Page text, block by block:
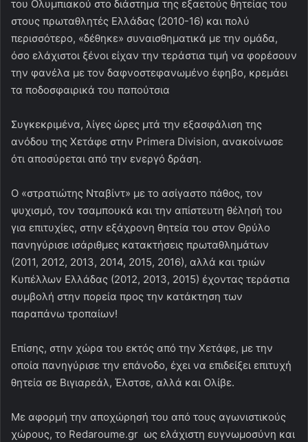
του Ολυμπιακού στο διάστημα της εξαετούς θητείας του
στους πρωταθλητές Ελλάδας (2010-16) και πολύ
περισσότερο, «δέθηκε» συναισθηματικά με την ομάδα,
όσο ελάχιστοι ξένοι είχαν την τεράστια τιμή να φορέσουν
την φανέλα με τον δαφνοστεφανωμένο έφηβο, κρεμάει
τα ποδοσφαιρικά του παπούτσια
Συγκεκριμένα, λίγες ώρες μτά την εξασφάλιση της
ανόδου της Χετάφε στην Primera Division, ανακοίνωσε
ότι αποσύρεται από την ενεργό δράση.
Ο «στρατιώτης Νταβίντ» με το ασίγαστο πάθος, τον
ψυχισμό, τον τσαμπουκά και την απίστευτη θέλησή του
για επιτυχίες, στην εξάχρονη θητεία του στον Θρύλο
πανηγύρισε ισάριθμες κατακτήσεις πρωταθλημάτων
(2011, 2012, 2013, 2014, 2015, 2016), αλλά και τριών
Κυπέλλων Ελλάδας (2012, 2013, 2015) έχοντας τεράστια
συμβολή στην πορεία προς την κατάκτηση των
παραπάνω τροπαίων!
Επίσης, στην χώρα του εκτός από την Χετάφε, με την
οποία πανηγύρισε την επάνοδο, έχει να επιδείξει επιτυχή
θητεία σε Βιγιαρεάλ, Έλστσε, αλλά και Ολίβε.
Με αφορμή την αποχώρησή του από τους αγωνιστικούς
χώρους, το Redaroume.gr ως ελάχιστη ευγνωμοσύνη και